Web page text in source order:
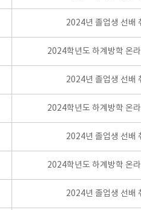
2024년 졸업생 선배
2024학년도 하계방학 온
2024년 졸업생 선배
2024학년도 하계방학 온
2024년 졸업생 선배
2024학년도 하계방학 온
2024년 졸업생 선배